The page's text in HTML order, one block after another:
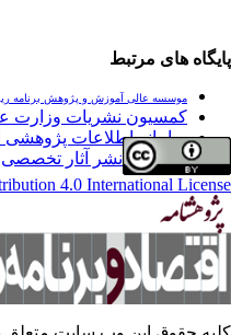
پایگاه های مرتبط
موسسه عالی آموزش و پژوهش برنامه
کمسیون نشریات وزارت
سامانه اطلاعات پژوهشی
فراخوان نشر آثار تخصصی
4.0 International License